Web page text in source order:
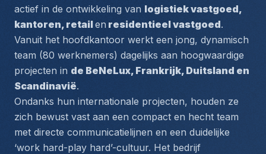
actief in de ontwikkeling van logistiek vastgoed,
kantoren, retail en residentieel vastgoed.
Vanuit het hoofdkantoor werkt een jong, dynamisch
team (80 werknemers) dagelijks aan hoogwaardige
projecten in de BeNeLux, Frankrijk, Duitsland en
Scandinavië.
Ondanks hun internationale projecten, houden ze
zich bewust vast aan een compact en hecht team
met directe communicatielijnen en een duidelijke
‘work hard-play hard’-cultuur. Het bedrijf